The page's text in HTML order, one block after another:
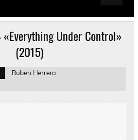
Under Control»
(2015)
Rubén Herrera